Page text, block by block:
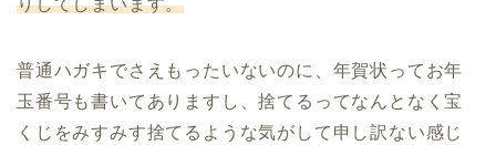
普通ハガキでさえもったいないのに、年賀状ってお年
玉番号も書いてありますし、捨てるってなんとなく宝
くじをみすみす捨てるような気がして申し訳ない感じ